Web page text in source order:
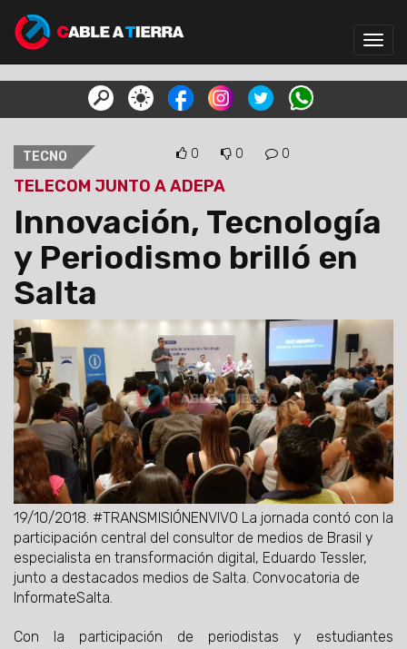
TECNO 0 0 0
TELECOM JUNTO A ADEPA
Innovación, Tecnología
y Periodismo brilló en
Salta
19/10/2018. #TRANSMISIÓNENVIVO La jornada contó con la
participación central del consultor de medios de Brasil y
especialista en transformación digital, Eduardo Tessler,
junto a destacados medios de Salta. Convocatoria de
InformateSalta.
Con la participación de periodistas y estudiantes